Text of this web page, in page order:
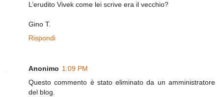
L’erudito Vivek come lei scrive era il vecchio?
Gino T.
Rispondi
Anonimo 1:09 PM
Questo commento è stato eliminato da un amministratore
del blog.